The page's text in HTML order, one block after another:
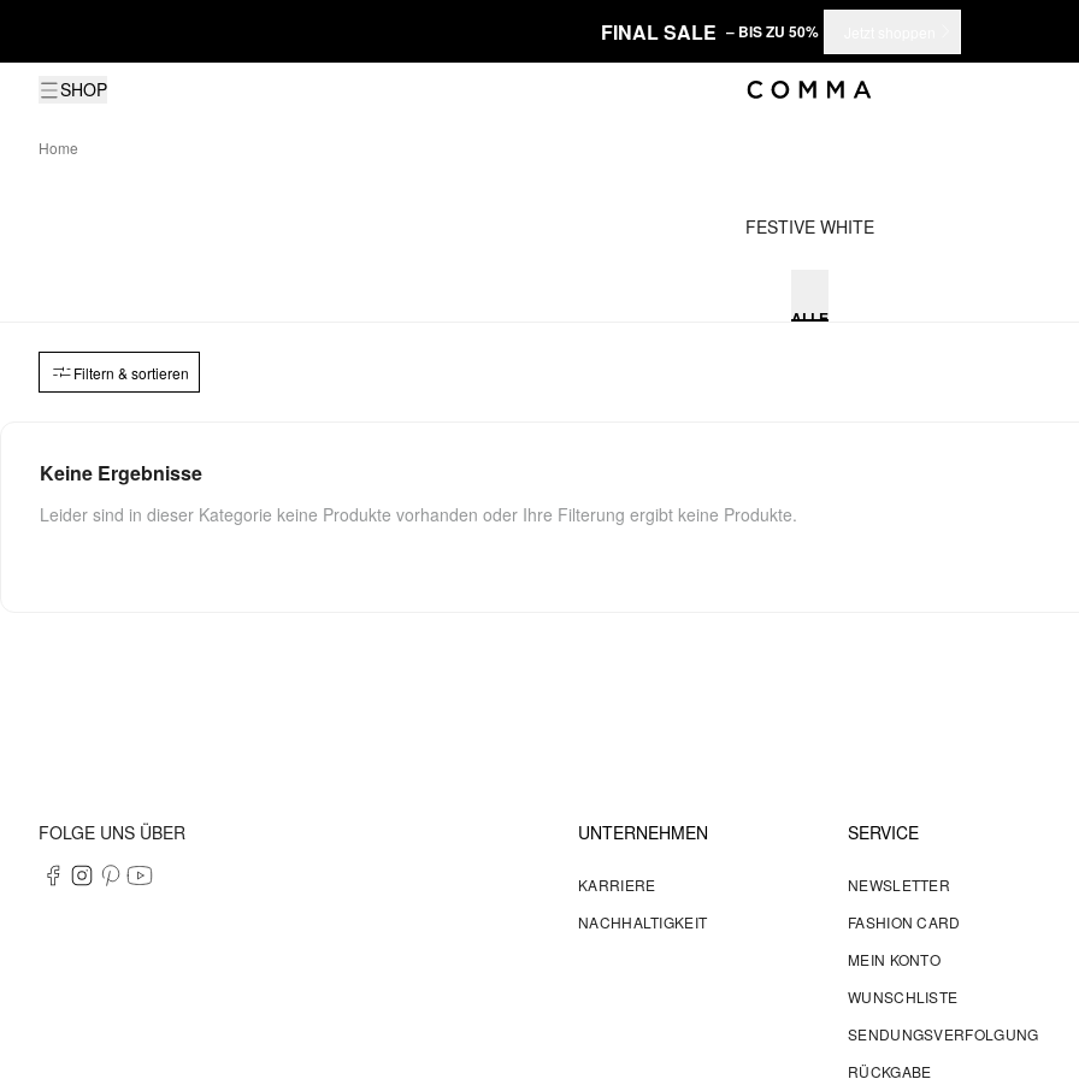
FINAL SALE – BIS ZU 50%
SHOP
Home
FESTIVE WHITE
ALLE
Filtern & sortieren
Keine Ergebnisse
Leider sind in dieser Kategorie keine Produkte vorhanden oder Ihre Filterung ergibt keine Produkte.
FOLGE UNS ÜBER UNTERNEHMEN
KARRIERE
NACHHALTIGKEIT
SERVICE
NEWSLETTER
FASHION CARD
MEIN KONTO
WUNSCHLISTE
SENDUNGSVERFOLGUNG
RÜCKGABE